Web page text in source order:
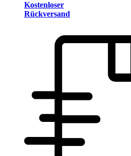
Kostenloser
Rückversand